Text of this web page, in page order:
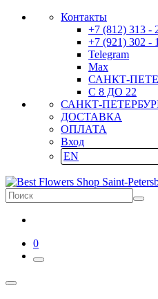
Контакты
+7 (812) 313 -
+7 (921) 302 -
Telegram
Max
САНКТ-
С 8 ДО 22
САНКТ-
ДОСТАВКА
ОПЛАТА
Вход
EN
0